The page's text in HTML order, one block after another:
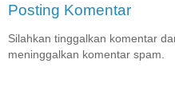
Posting Komentar
Silahkan tinggalkan komentar
meninggalkan komentar spam.